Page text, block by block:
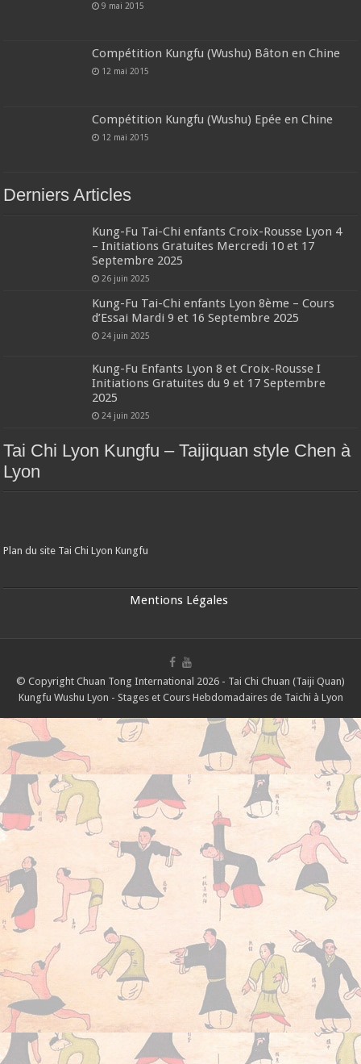
9 mai 2015
Compétition Kungfu (Wushu) Bâton en Chine
12 mai 2015
Compétition Kungfu (Wushu) Epée en Chine
12 mai 2015
Derniers Articles
Kung-Fu Tai-Chi enfants Croix-Rousse Lyon 4
– Initiations Gratuites Mercredi 10 et 17
Septembre 2025
26 juin 2025
Kung-Fu Tai-Chi enfants Lyon 8ème – Cours
d’Essai Mardi 9 et 16 Septembre 2025
24 juin 2025
Kung-Fu Enfants Lyon 8 et Croix-Rousse I
Initiations Gratuites du 9 et 17 Septembre
2025
24 juin 2025
Tai Chi Lyon Kungfu – Taijiquan style Chen à
Lyon
Plan du site Tai Chi Lyon Kungfu
Mentions Légales
© Copyright Chuan Tong International 2026 - Tai Chi Chuan (Taiji Quan)
Kungfu Wushu Lyon - Stages et Cours Hebdomadaires de Taichi à Lyon